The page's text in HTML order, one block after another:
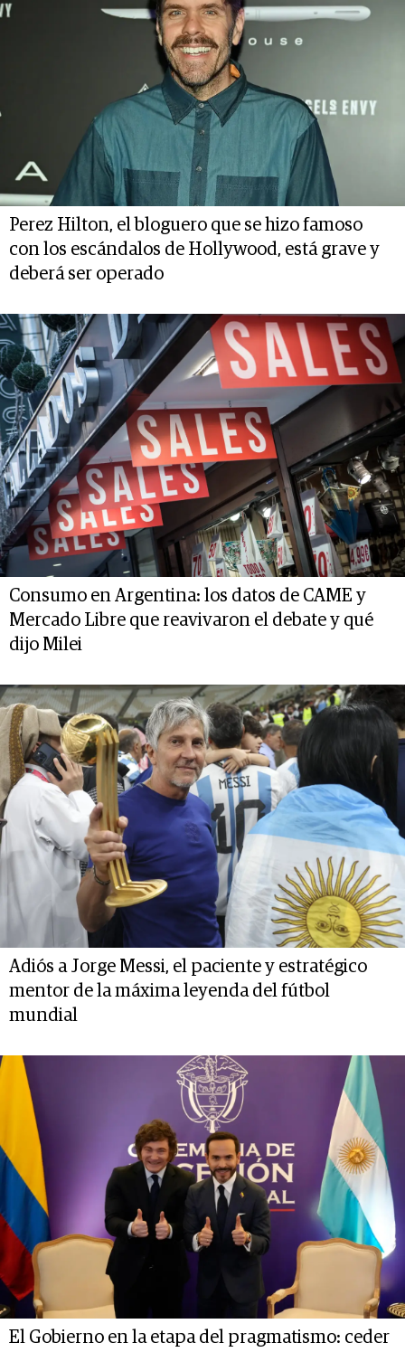
Perez Hilton, el bloguero que se hizo famoso
con los escándalos de Hollywood, está grave y
deberá ser operado
Consumo en Argentina: los datos de CAME y
Mercado Libre que reavivaron el debate y qué
dijo Milei
Adiós a Jorge Messi, el paciente y estratégico
mentor de la máxima leyenda del fútbol
mundial
El Gobierno en la etapa del pragmatismo: ceder